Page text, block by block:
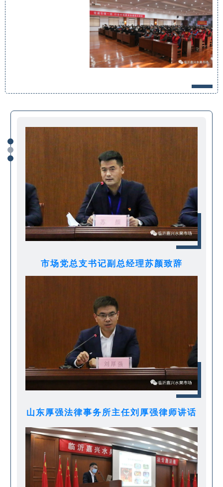
市场党总支书记副总经理苏颜致辞
山东厚强法律事务所主任刘厚强律师讲话